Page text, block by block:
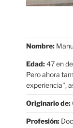
Nombre:
Edad:47 en
Pero ahora
experiencia",
Originario de:
Profesión: